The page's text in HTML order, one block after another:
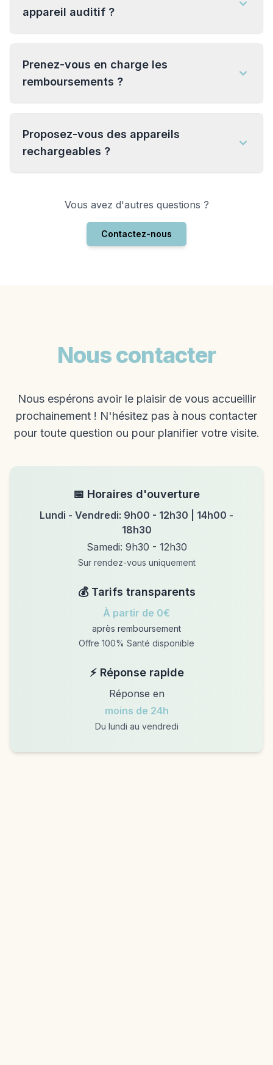
appareil auditif ?
Prenez-vous en charge les
remboursements ?
Proposez-vous des appareils
rechargeables ?
Vous avez d'autres questions ?
Contactez-nous
Nous contacter
Nous espérons avoir le plaisir de vous accueillir
prochainement ! N'hésitez pas à nous contacter
pour toute question ou pour planifier votre visite.
📅 Horaires d'ouverture
Lundi - Vendredi: 9h00 - 12h30 | 14h00 -
18h30
Samedi: 9h30 - 12h30
Sur rendez-vous uniquement
💰 Tarifs transparents
À partir de 0€
après remboursement
Offre 100% Santé disponible
⚡ Réponse rapide
Réponse en
moins de 24h
Du lundi au vendredi